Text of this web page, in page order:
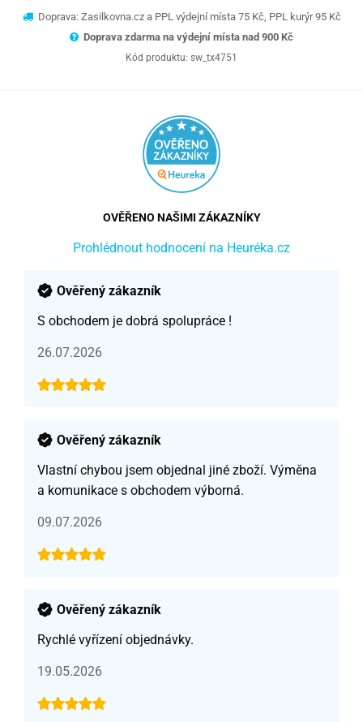
Doprava: Zasilkovna.cz a PPL výdejní místa 75 Kč, PPL kurýr 95 Kč
Doprava zdarma na výdejní místa nad 900 Kč
Kód produktu: sw_tx4751
OVĚŘENO NAŠIMI ZÁKAZNÍKY
Prohlédnout hodnocení na Heuréka.cz
Ověřený zákazník
S obchodem je dobrá spolupráce !
26.07.2026
Ověřený zákazník
Vlastní chybou jsem objednal jiné zboží. Výměna
a komunikace s obchodem výborná.
09.07.2026
Ověřený zákazník
Rychlé vyřízení objednávky.
19.05.2026